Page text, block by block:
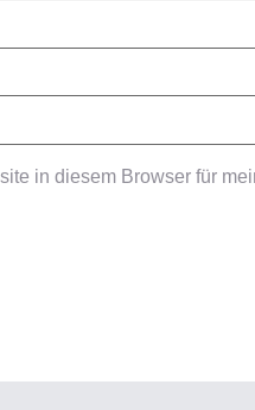
in diesem Browser für